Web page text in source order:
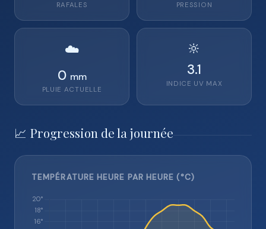
RAFALES PRESSION
☁️
0 mm
PLUIE ACTUELLE
🔆
3.1
INDICE UV MAX
📈 Progression de la journée
TEMPÉRATURE HEURE PAR HEURE (°C)